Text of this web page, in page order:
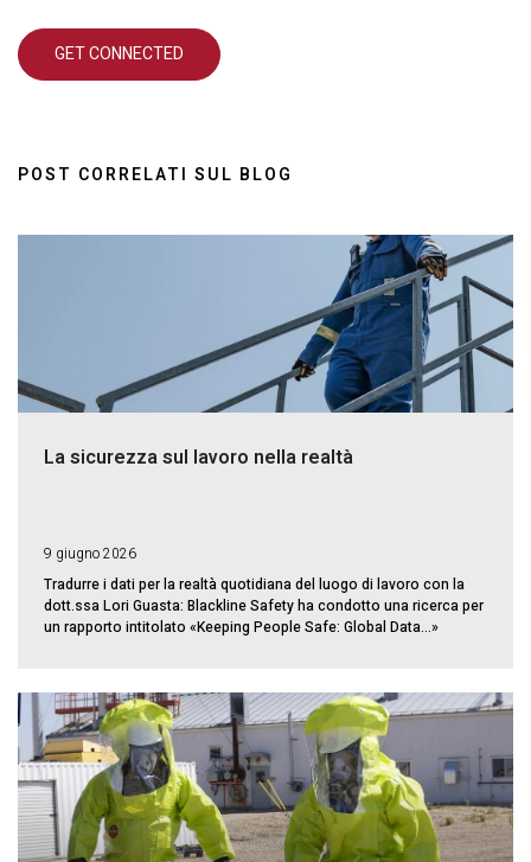
POST CORRELATI SUL BLOG
La sicurezza sul lavoro nella realtà
9 giugno 2026
Tradurre i dati per la realtà quotidiana del luogo di lavoro con la
dott.ssa Lori Guasta: Blackline Safety ha condotto una ricerca per
un rapporto intitolato «Keeping People Safe: Global Data...»